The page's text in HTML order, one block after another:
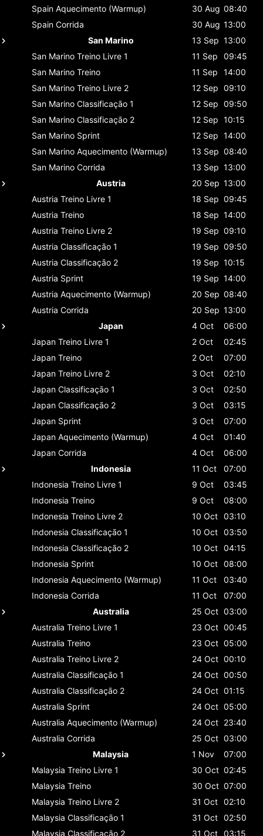
Spain Aquecimento (Warmup) 30 Aug 08:40
Spain Corrida 30 Aug 13:00
San Marino
13 Sep 13:00
San Marino Treino Livre 1 11 Sep
09:45
San Marino Treino 11 Sep
14:00
San Marino Treino Livre 2 12 Sep 09:10
San Marino Classificaçāo 1 12 Sep 09:50
San Marino Classificaçāo 2 12 Sep 10:15
San Marino Sprint 12 Sep 14:00
San Marino Aquecimento (Warmup) 13 Sep 08:40
San Marino Corrida 13 Sep 13:00
Austria
20 Sep 13:00
Austria Treino Livre 1 18 Sep 09:45
Austria Treino 18 Sep 14:00
Austria Treino Livre 2 19 Sep 09:10
Austria Classificaçāo 1 19 Sep 09:50
Austria Classificaçāo 2 19 Sep 10:15
Austria Sprint 19 Sep 14:00
Austria Aquecimento (Warmup) 20 Sep 08:40
Austria Corrida 20 Sep 13:00
Japan
4 Oct
06:00
Japan Treino Livre 1 2 Oct
02:45
Japan Treino 2 Oct
07:00
Japan Treino Livre 2 3 Oct
02:10
Japan Classificaçāo 1 3 Oct
02:50
Japan Classificaçāo 2 3 Oct
03:15
Japan Sprint 3 Oct
07:00
Japan Aquecimento (Warmup) 4 Oct
01:40
Japan Corrida 4 Oct
06:00
Indonesia
11 Oct
07:00
Indonesia Treino Livre 1 9 Oct
03:45
Indonesia Treino 9 Oct
08:00
Indonesia Treino Livre 2 10 Oct 03:10
Indonesia Classificaçāo 1 10 Oct 03:50
Indonesia Classificaçāo 2 10 Oct 04:15
Indonesia Sprint 10 Oct 08:00
Indonesia Aquecimento (Warmup) 11 Oct
03:40
Indonesia Corrida 11 Oct
07:00
Australia
25 Oct 03:00
Australia Treino Livre 1 23 Oct 00:45
Australia Treino 23 Oct 05:00
Australia Treino Livre 2 24 Oct 00:10
Australia Classificaçāo 1 24 Oct 00:50
Australia Classificaçāo 2 24 Oct 01:15
Australia Sprint 24 Oct 05:00
Australia Aquecimento (Warmup) 24 Oct 23:40
Australia Corrida 25 Oct 03:00
Malaysia
1 Nov
07:00
Malaysia Treino Livre 1 30 Oct 02:45
Malaysia Treino 30 Oct 07:00
Malaysia Treino Livre 2 31 Oct 02:10
Malaysia Classificaçāo 1 31 Oct 02:50
Malaysia Classificaçāo 2 31 Oct 03:15